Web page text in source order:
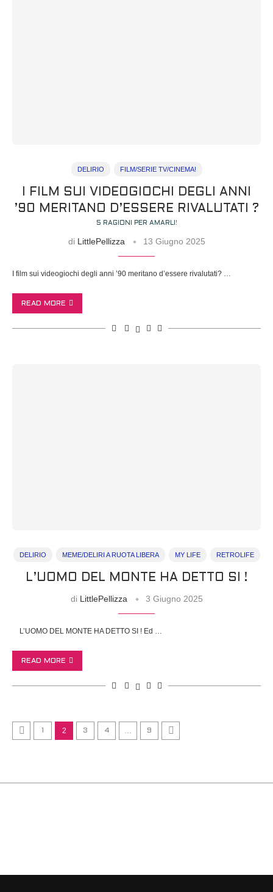
DELIRIO FILM/SERIE TV/CINEMA!
I FILM SUI VIDEOGIOCHI DEGLI ANNI
’90 MERITANO D’ESSERE RIVALUTATI ?
5 RAGIONI PER AMARLI!
di LittlePellizza 13 Giugno 2025
I film sui videogiochi degli anni ’90 meritano d’essere rivalutati? …
READ MORE
DELIRIO MEME/DELIRI A RUOTA LIBERA MY LIFE RETROLIFE
L’UOMO DEL MONTE HA DETTO SI !
di LittlePellizza 3 Giugno 2025
L’UOMO DEL MONTE HA DETTO SI ! Ed …
READ MORE
1 2 3 4 … 9